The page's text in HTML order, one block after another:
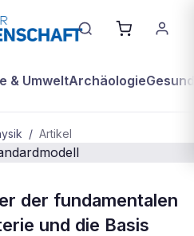
& UmweltArchäologie
/ Artikel
das
der fundamentalen
und die Basis